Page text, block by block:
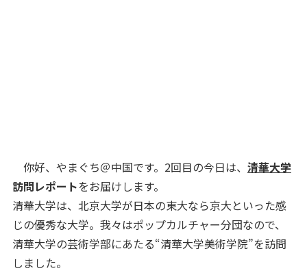
你好、やまぐち＠中国です。2回目の今日は、 清華大学
訪問レポートをお届けします。
清華大学は、北京大学が日本の東大なら京大といった感
じの優秀な大学。我々はポップカルチャー分団なので、
清華大学の芸術学部にあたる“清華大学美術学院”を訪問
しました。